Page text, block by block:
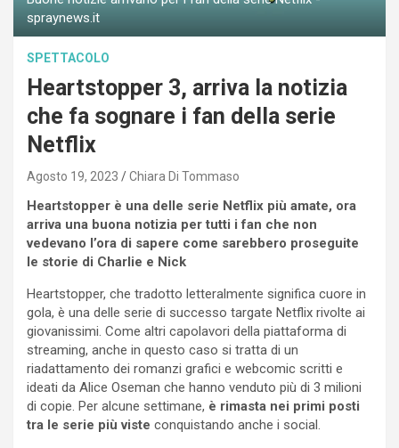
spraynews.it
SPETTACOLO
Heartstopper 3, arriva la notizia
che fa sognare i fan della serie
Netflix
Agosto 19, 2023 Chiara Di Tommaso
Heartstopper è una delle serie Netflix più amate, ora
arriva una buona notizia per tutti i fan che non
vedevano l’ora di sapere come sarebbero proseguite
le storie di Charlie e Nick
Heartstopper, che tradotto letteralmente significa cuore in
gola, è una delle serie di successo targate Netflix rivolte ai
giovanissimi. Come altri capolavori della piattaforma di
streaming, anche in questo caso si tratta di un
riadattamento dei romanzi grafici e webcomic scritti e
ideati da Alice Oseman che hanno venduto più di 3 milioni
di copie. Per alcune settimane, è rimasta nei primi posti
tra le serie più viste conquistando anche i social.